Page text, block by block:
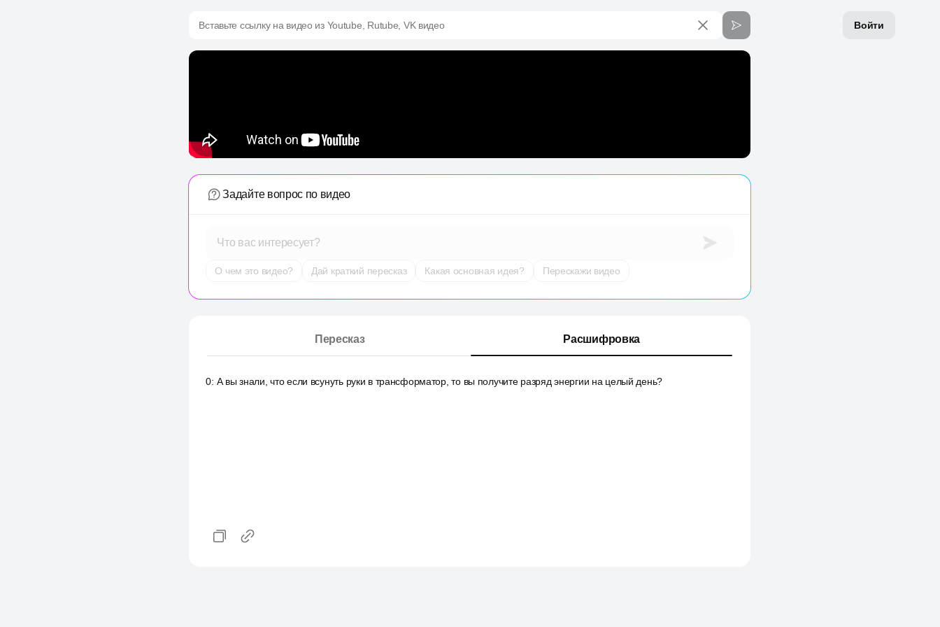
Войти
Вставьте ссылку на видео из Youtube, Rutube, VK видео
Задайте вопрос по видео
Что вас интересует?
О чем это видео? Дай краткий пересказ Какая основная идея? Перескажи видео
Пересказ Расшифровка
0: А вы знали, что если всунуть руки в трансформатор, то вы получите разряд энергии на целый день?